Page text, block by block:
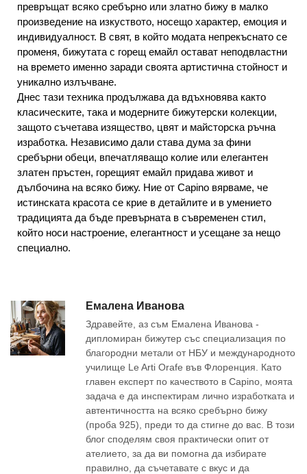
превръщат всяко сребърно или златно бижу в малко
произведение на изкуството, носещо характер, емоция и
индивидуалност. В свят, в който модата непрекъснато се
променя, бижутата с горещ емайл остават неподвластни
на времето именно заради своята артистична стойност и
уникално излъчване.
Днес тази техника продължава да вдъхновява както
класическите, така и модерните бижутерски колекции,
защото съчетава изящество, цвят и майсторска ръчна
изработка. Независимо дали става дума за фини
сребърни обеци, впечатляващо колие или елегантен
златен пръстен, горещият емайл придава живот и
дълбочина на всяко бижу. Ние от Capino вярваме, че
истинската красота се крие в детайлите и в умението
традицията да бъде превърната в съвременен стил,
който носи настроение, елегантност и усещане за нещо
специално.
Емалена Иванова
Здравейте, аз съм Емалена Иванова -
дипломиран бижутер със специализация по
благородни метали от НБУ и международното
училище Le Arti Orafe във Флоренция. Като
главен експерт по качеството в Capino, моята
задача е да инспектирам лично изработката и
автентичността на всяко сребърно бижу
(проба 925), преди то да стигне до вас. В този
блог споделям своя практически опит от
ателието, за да ви помогна да избирате
правилно, да съчетавате с вкус и да